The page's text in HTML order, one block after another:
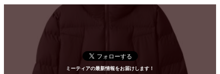
ミーティアの最新情報をお届けします！